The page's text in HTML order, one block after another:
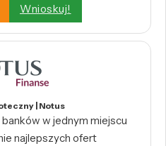
Wnioskuj!
| Notus
w jednym miejscu
najlepszych ofert